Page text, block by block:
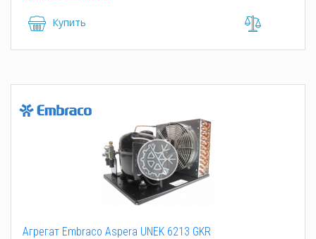
Купить
Агрегат Embraco Aspera UNEK 6213 GKR